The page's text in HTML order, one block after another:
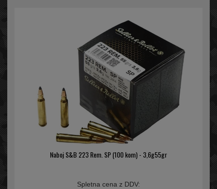
Naboj S&B 223 Rem. SP (100 kom) - 3,6g55gr
Spletna cena z DDV: